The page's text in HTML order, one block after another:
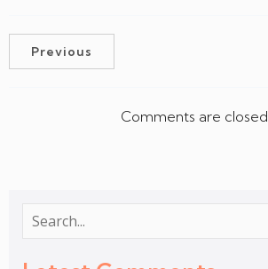
Previous
Comments are closed